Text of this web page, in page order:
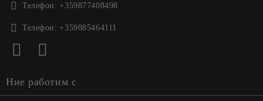
Телефон: +359877408498
Телефон: +359885464111
Ние работим с